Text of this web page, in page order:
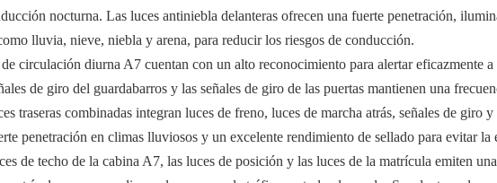
nocturna. Las luces antiniebla delanteras ofrecen una fuerte penetración,
lluvia, nieve, niebla y arena, para reducir los riesgos de conducción.
de circulación diurna A7 cuentan con un alto reconocimiento para alertar eficazmente
de giro del guardabarros y las señales de giro de las puertas mantienen una
traseras combinadas integran luces de freno, luces de marcha atrás, señales de giro
penetración en climas lluviosos y un excelente rendimiento de sellado para evitar la
de techo de la cabina A7, las luces de posición y las luces de la matrícula emiten